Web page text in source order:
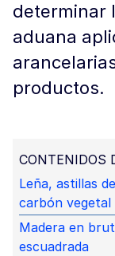
determinar
aduana
productos.
CONTENIDOS
Leña, astillas
carbón vegetal
Madera en
escuadrada